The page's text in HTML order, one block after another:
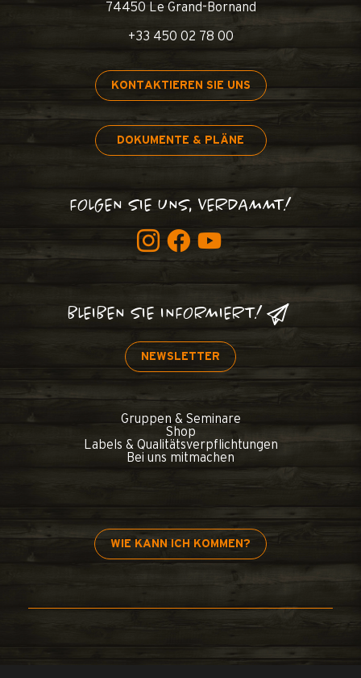
74450 Le Grand-Bornand
+33 450 02 78 00
KONTAKTIEREN SIE UNS
DOKUMENTE & PLÄNE
FOLGEN SIE UNS, VERDAMMT!
BLEIBEN SIE INFORMIERT!
NEWSLETTER
Gruppen & Seminare
Shop
Labels & Qualitätsverpflichtungen
Bei uns mitmachen
WIE KANN ICH KOMMEN?